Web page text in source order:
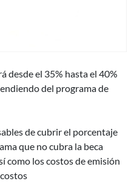
desde el 35% hasta el 40%
del programa de
de cubrir el porcentaje
que no cubra la beca
como los costos de emisión